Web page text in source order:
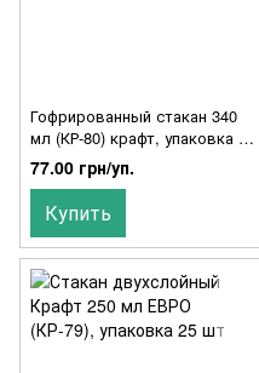
Гофрированный стакан 340
мл (КР-80) крафт, упаковка 20
шт, 037200011
77.00 грн/уп.
Купить